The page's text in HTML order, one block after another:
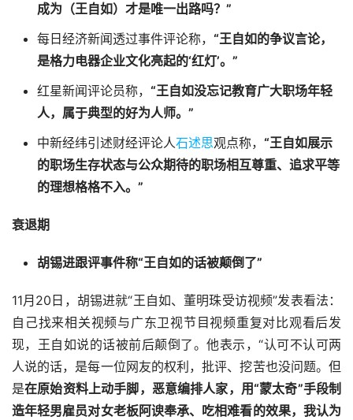
成为（王自如）才是唯一出路吗？”
每日经济新闻透过事件评论称， “王自如的争议言论，
是格力电器企业文化亮起的‘红灯’。”
红星新闻评论员称， “王自如没忘记教育广大职场年轻
人，属于典型的好为人师。”
中新经纬引述财经评论人石述思观点称， “王自如展示
的职场生存状态与公众期待的职场相互尊重、追求平等
的理想格格不入。”
衰退期
胡锡进跟评事件称“王自如的话被颠倒了”
11月20日，胡锡进就“王自如、董明珠受访视频”发表看法：
自己找来相关视频与广东卫视节目视频重复对比观看后发
现，王自如说的话被前后颠倒了。他表示，“认可不认可两
人说的话，是每一位网友的权利，批评、挖苦也没问题。但
是在原始资料上动手脚，恶意编排人家，用“蒙太奇”手段制
造年轻男雇员对女老板阿谀奉承、吃相难看的效果，我认为